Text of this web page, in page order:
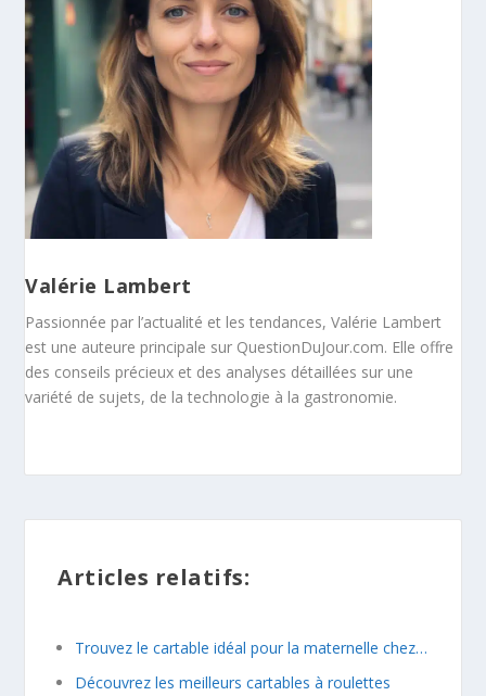
Valérie Lambert
Passionnée par l’actualité et les tendances, Valérie Lambert
est une auteure principale sur QuestionDuJour.com. Elle offre
des conseils précieux et des analyses détaillées sur une
variété de sujets, de la technologie à la gastronomie.
Articles relatifs:
Trouvez le cartable idéal pour la maternelle chez…
Découvrez les meilleurs cartables à roulettes